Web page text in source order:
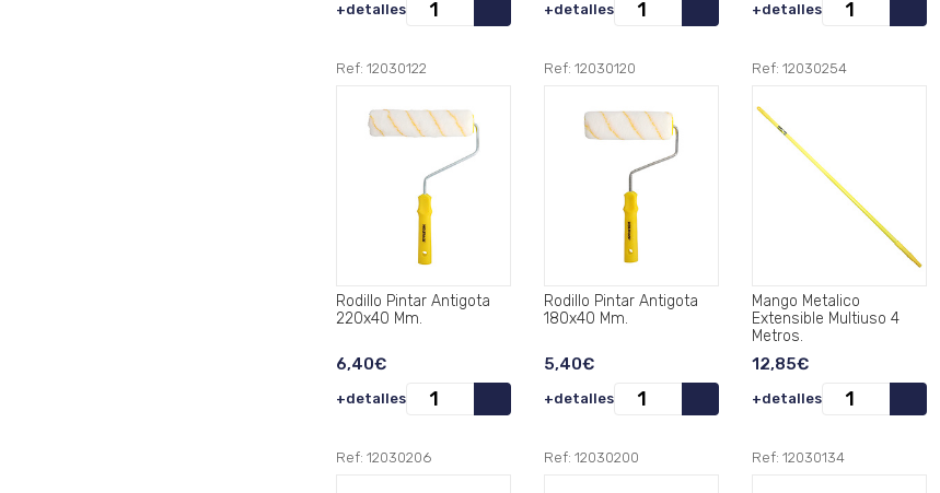
+detalles +detalles +detalles
Ref: 12030122
Rodillo Pintar Antigota
220x40 Mm.
6,40€
+detalles
Ref: 12030120
Rodillo Pintar Antigota
180x40 Mm.
5,40€
+detalles
Ref: 12030254
Mango Metalico
Extensible Multiuso 4
Metros.
12,85€
+detalles
Ref: 12030206 Ref: 12030200 Ref: 12030134